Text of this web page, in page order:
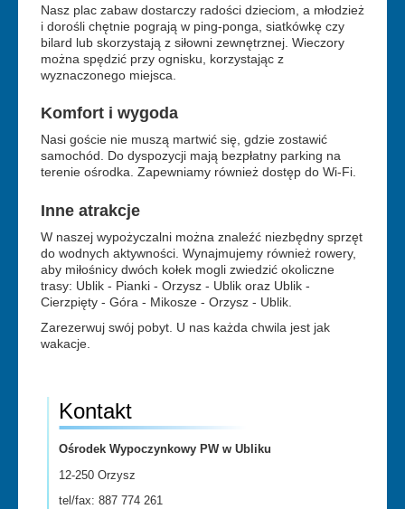
Nasz plac zabaw dostarczy radości dzieciom, a młodzież
i dorośli chętnie pograją w ping-ponga, siatkówkę czy
bilard lub skorzystają z siłowni zewnętrznej. Wieczory
można spędzić przy ognisku, korzystając z
wyznaczonego miejsca.
Komfort i wygoda
Nasi goście nie muszą martwić się, gdzie zostawić
samochód. Do dyspozycji mają bezpłatny parking na
terenie ośrodka. Zapewniamy również dostęp do Wi-Fi.
Inne atrakcje
W naszej wypożyczalni można znaleźć niezbędny sprzęt
do wodnych aktywności. Wynajmujemy również rowery,
aby miłośnicy dwóch kołek mogli zwiedzić okoliczne
trasy: Ublik - Pianki - Orzysz - Ublik oraz Ublik -
Cierzpięty - Góra - Mikosze - Orzysz - Ublik.
Zarezerwuj swój pobyt. U nas każda chwila jest jak
wakacje.
Kontakt
Ośrodek Wypoczynkowy PW w Ubliku
12-250 Orzysz
tel/fax: 887 774 261